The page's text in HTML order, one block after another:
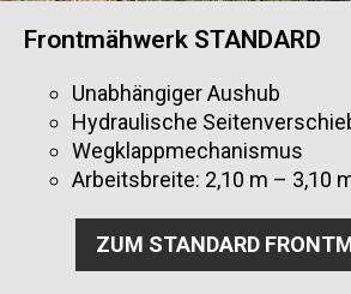
Frontmähwerk STANDARD
Unabhängiger Aushub
Hydraulische
Wegklappmechanismus
Arbeitsbreite: 2,10 m – 3,10
ZUM STANDARD